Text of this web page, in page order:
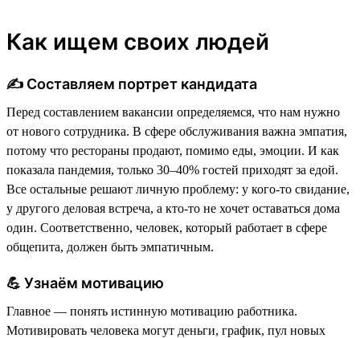
Как ищем своих людей
✍️ Составляем портрет кандидата
Перед составлением вакансии определяемся, что нам нужно
от нового сотрудника. В сфере обслуживания важна эмпатия,
потому что рестораны продают, помимо еды, эмоции. И как
показала пандемия, только 30–40% гостей приходят за едой.
Все остальные решают личную проблему: у кого-то свидание,
у другого деловая встреча, а кто-то не хочет оставаться дома
один. Соответственно, человек, который работает в сфере
общепита, должен быть эмпатичным.
💪 Узнаём мотивацию
Главное — понять истинную мотивацию работника.
Мотивировать человека могут деньги, график, пул новых